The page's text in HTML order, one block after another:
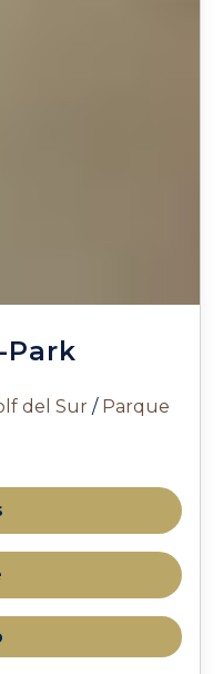
del Sur / Parque